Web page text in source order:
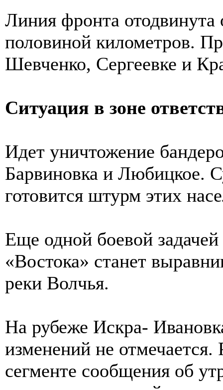
Линия фронта отодвинута
половиной километров.
Шевченко, Сергеевке и
Ситуация в зоне
Идет уничтожение
Барвиновка и Любицкое.
готовится штурм этих
Еще одной боевой
«Востока» станет
реки Волчья.
На рубеже Искра-
изменений не
сегменте сообщения об